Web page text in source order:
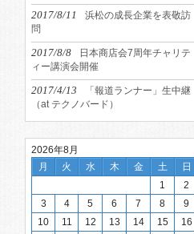
2017/8/11
浜松の成長企業を表敬訪
問
2017/8/8
日本商店会7周年チャリテ
ィー講演会開催
2017/4/13
「報道ランナー」生中継
（at テクノバード）
2026年8月
月
火 水 木 金 土 日
1
2
3
4 5 6 7 8
9
10
11 12 13 14 15
16